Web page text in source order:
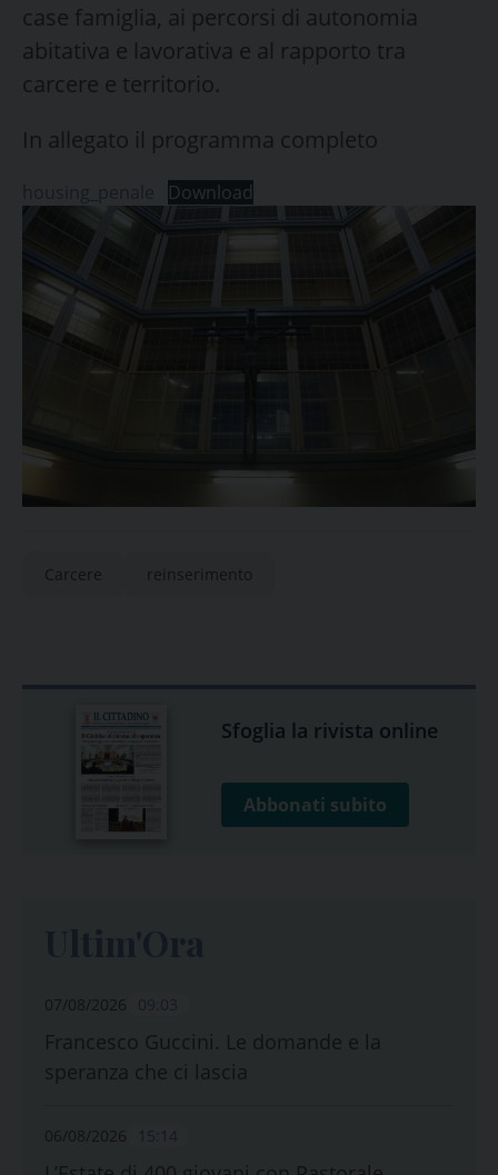
case famiglia, ai percorsi di autonomia
abitativa e lavorativa e al rapporto tra
carcere e territorio.
In allegato il programma completo
Download
Carcere reinserimento
Sfoglia la rivista online
Abbonati subito
07/08/2026
Francesco Guccini. Le domande e la
speranza che ci lascia
06/08/2026